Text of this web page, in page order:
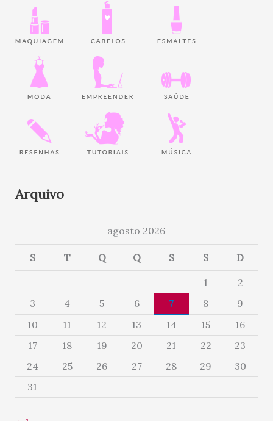
Arquivo
agosto 2026
S T Q Q S S D
1
2
3
4 5 6 7 8
9
10
11 12 13 14 15
16
17
18 19 20 21 22
23
24
25 26 27 28 29
30
31